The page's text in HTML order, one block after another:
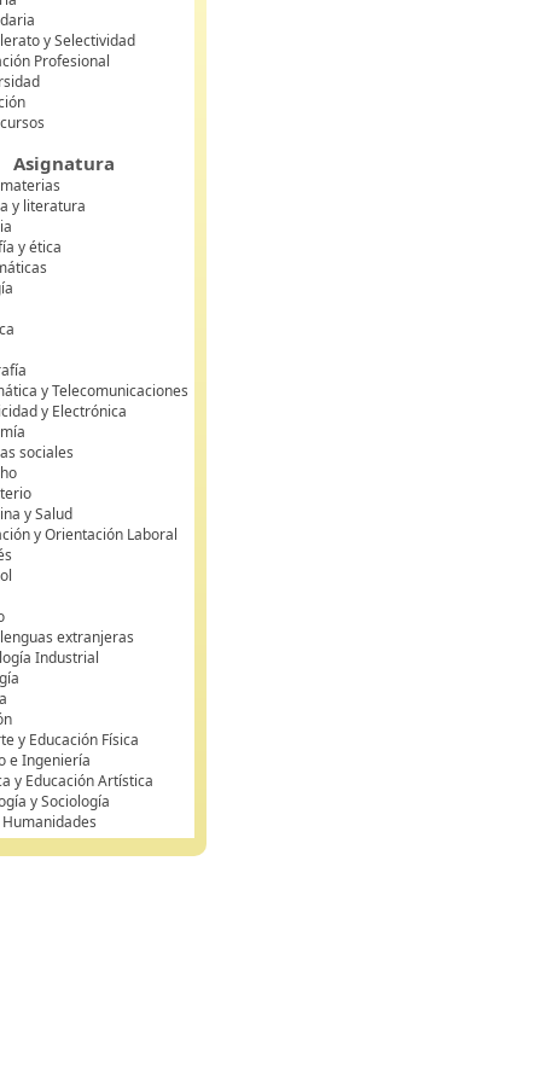
y Selectividad
Profesional
Asignatura
y literatura
y ética
y Telecomunicaciones
y Electrónica
sociales
y Salud
y Orientación Laboral
extranjeras
Industrial
y Educación Física
e Ingeniería
y Educación Artística
y Sociología